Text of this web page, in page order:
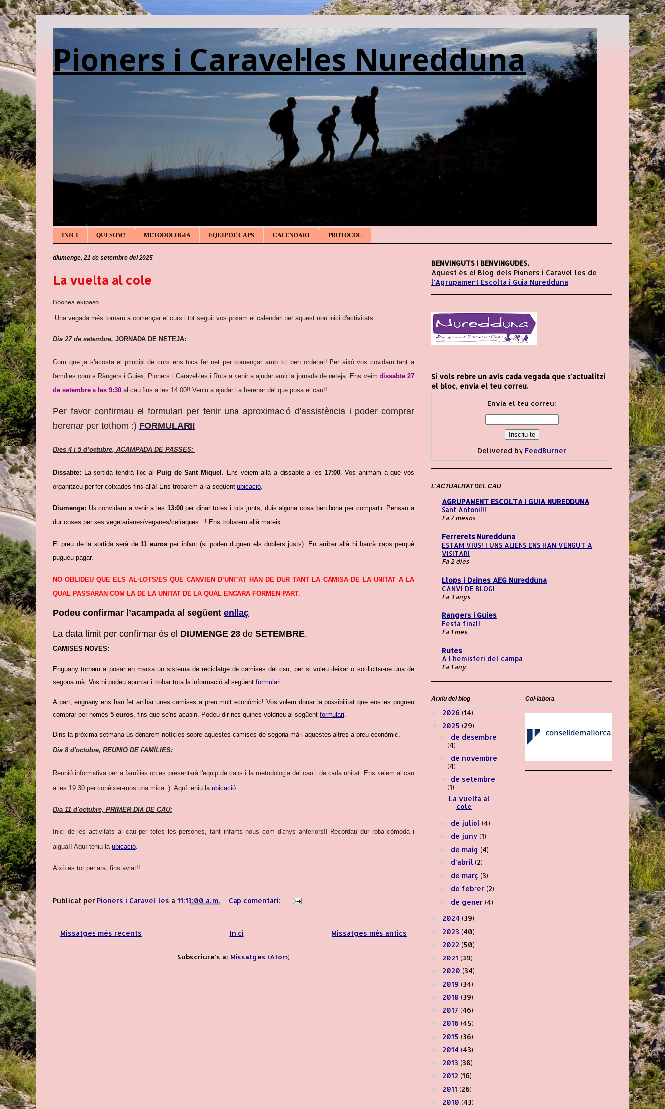
Pioners i Caravel·les Nuredduna
INICI QUI SOM? METODOLOGIA EQUIP DE CAPS CALENDARI PROTOCOL
diumenge, 21 de setembre del 2025
La vuelta al cole
Boones ekipaso
Una vegada més tornam a començar el curs i tot seguit vos posam el calendari per aquest nou inici d'activitats:
Dia 27 de setembre, JORNADA DE NETEJA:
Com que ja s’acosta el principi de curs ens toca fer net per començar amb tot ben ordenat! Per això vos covidam tant a
famílies com a Ràngers i Guies, Pioners i Caravel·les i Ruta a venir a ajudar amb la jornada de neteja. Ens veim dissabte 27
de setembre a les 9:30 al cau fins a les 14:00!! Veniu a ajudar i a berenar del que posa el cau!!
Per favor confirmau el formulari per tenir una aproximació d'assistència i poder comprar
berenar per tothom :) FORMULARI!
Dies 4 i 5 d’octubre, ACAMPADA DE PASSES:
Dissabte: La sortida tendrà lloc al Puig de Sant Miquel . Ens veiem allà a dissabte a les 17:00. Vos animam a que vos
organitzeu per fer cotxades fins allà! Ens trobarem a la següent ubicació.
Diumenge: Us convidam a venir a les 13:00 per dinar totes i tots junts, duis alguna cosa ben bona per compartir. Pensau a
dur coses per ses vegetarianes/veganes/celíaques...! Ens trobarem allà mateix.
El preu de la sortida serà de11 euros per infant (si podeu dugueu els doblers justs). En arribar allà hi haurà caps perquè
pugueu pagar.
NO OBLIDEU QUE ELS AL·LOTS/ES QUE CANVIEN D’UNITAT HAN DE DUR TANT LA CAMISA DE LA UNITAT A LA
QUAL PASSARAN COM LA DE LA UNITAT DE LA QUAL ENCARA FORMEN PART.
Podeu confirmar l’acampada al següent enllaç
La data límit per confirmar és el DIUMENGE 28 de SETEMBRE.
CAMISES NOVES:
Enguany tornam a posar en marxa un sistema de reciclatge de camises del cau, per si voleu deixar o sol·licitar-ne una de
segona mà. Vos hi podeu apuntar i trobar tota la informació al següent formulari
A part, enguany ens han fet arribar unes camises a preu molt econòmic! Vos volem donar la possibilitat que ens les pogueu
comprar per només 5 euros , fins que se'ns acabin. Podeu dir-nos quines voldrieu al següent formulari
Dins la pròxima setmana ús donarem notícies sobre aquestes camises de segona mà i aquestes altres a preu econòmic.
Dia 8 d'octubre, REUNIÓ DE FAMÍLIES:
Reunió informativa per a famílies on es presentarà l'equip de caps i la metodologia del cau i de cada unitat. Ens veiem al cau
a les 19:30 per conèixer-mos una mica :) Aquí teniu la ubicació
Dia 11 d'octubre, PRIMER DIA DE CAU:
Inici de les activitats al cau per totes les persones, tant infants nous com d'anys anteriors!! Recordau dur roba còmoda i
aigua!! Aquí teniu la ubicació
Això és tot per ara, fins aviat!!
Publicat per Pioners i Caravel·les a 11:13:00 a. m. Cap comentari:
Missatges més recents Missatges més antics
Inici
Subscriure's a: Missatges (Atom)
BENVINGUTS I BENVINGUDES,
Aquest és el Blog dels Pioners i Caravel·les de
l'Agrupament Escolta i Guia Nuredduna
Si vols rebre un avís cada vegada que s'actualitzi
el bloc, envia el teu correu.
Envia el teu correu:
Delivered by FeedBurner
L'ACTUALITAT DEL CAU
AGRUPAMENT ESCOLTA I GUIA NUREDDUNA
Sant Antoni!!!
Fa 7 mesos
Ferrerets Nuredduna
ESTAM VIUS! I UNS ALIENS ENS HAN VENGUT A
VISITAR!
Fa 2 dies
Llops i Daines AEG Nuredduna
CANVI DE BLOG!
Fa 3 anys
Rangers i Guies
Festa final!
Fa 1 mes
Rutes
A l'hemisferi del campa
Fa 1 any
Arxiu del blog
► 2026 (14)
▼ 2025 (29)
► de desembre
(4)
► de novembre
(4)
▼ de setembre
(1)
La vuelta al
cole
► de juliol (4)
► de juny (1)
► de maig (4)
► d’abril (2)
► de març (3)
► de febrer (2)
► de gener (4)
► 2024 (39)
► 2023 (40)
► 2022 (50)
► 2021 (39)
► 2020 (34)
► 2019 (34)
► 2018 (39)
► 2017 (46)
► 2016 (45)
► 2015 (36)
► 2014 (43)
► 2013 (38)
► 2012 (16)
► 2011 (26)
► 2010 (43)
Col·labora